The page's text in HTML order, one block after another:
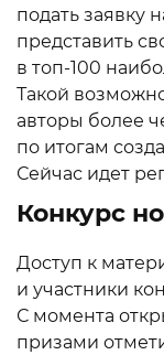
подать заявку
представить
в топ-100
Такой
авторы более
по итогам
Сейчас идет
Конкурс
Доступ к
и участники
С момента
призами